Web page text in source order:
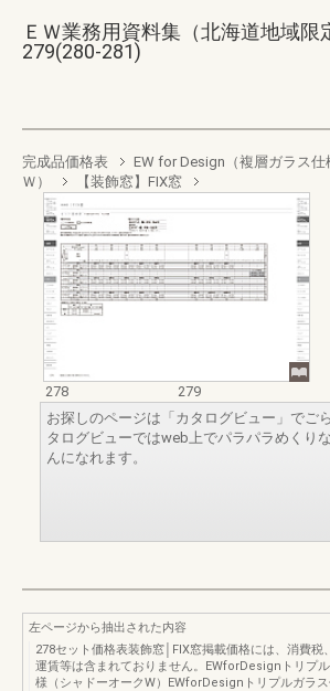
ＥＷ業務用資料集（北海道地域限
279(280-281)
完成品価格表
EW for Design（複層ガラス
Ｗ）
【装飾窓】FIX窓
278
279
お探しのページは「カタログビュー」でご
タログビューではweb上でパラパラめくり
んになれます。
左ページから抽出された内容
278セット価格表装飾窓│FIX窓掲載価格には、消費税
運賃等は含まれておりません。EWforDesignトリプ
様（シャドーオークW）EWforDesignトリプルガラ